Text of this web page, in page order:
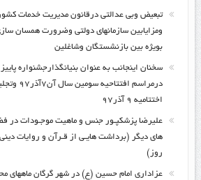
تبعیض وبی عدالتی درقانون مدیریت خدمات
ومزایابین سازمانهای دولتی وضرورت همسان
بویژه بین بازنشستگان وشاغلین
سخنان اینجانب به عنوان بنیانگذارجشنواره
درمراسم
اختتامیه ۹ آذر۹۷
علیرضا پزشکپـور جنس و ماهیت موجـودات در
های دیگر (برداشت هایـی از قـرآن و روایات دینی
روز)
عزاداری امام حسین (ع) در شهر گرگان ماههای